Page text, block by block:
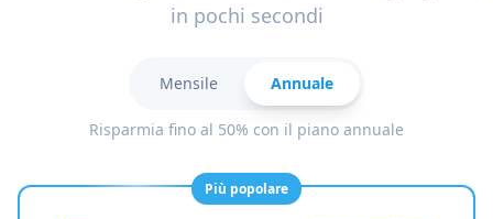
in pochi secondi
Mensile Annuale
Risparmia fino al 50% con il piano annuale
Più popolare